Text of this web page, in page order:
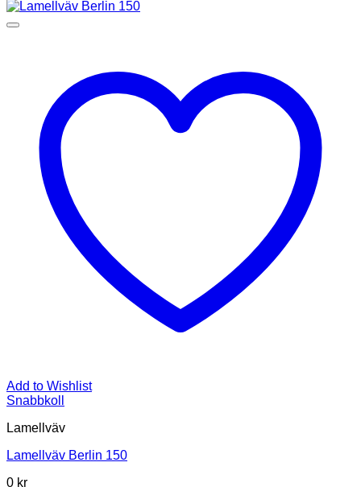
Add to Wishlist
Snabbkoll
Lamellväv
Lamellväv Berlin 150
0 kr